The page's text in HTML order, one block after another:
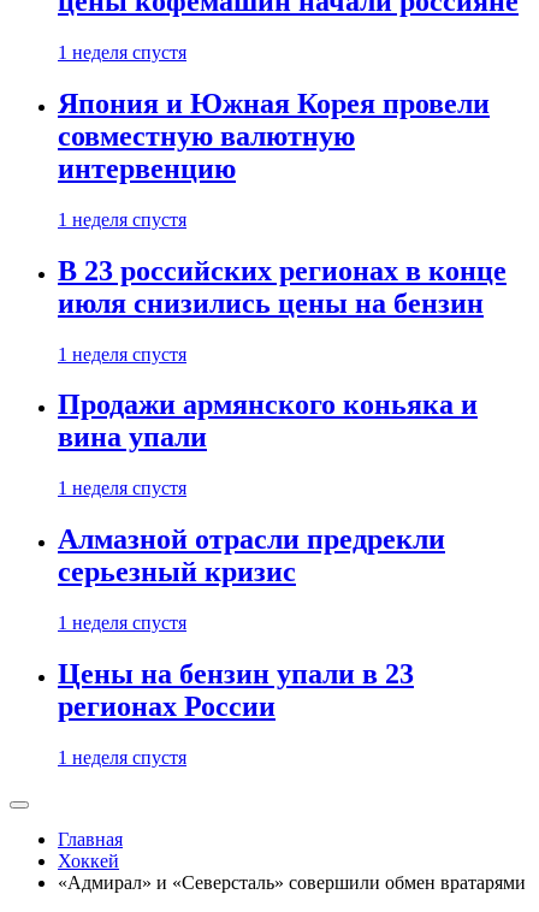
1 неделя спустя
Япония и Южная Корея провели
совместную валютную
интервенцию
1 неделя спустя
В 23 российских регионах в конце
июля снизились цены на бензин
1 неделя спустя
Продажи армянского коньяка и
вина упали
1 неделя спустя
Алмазной отрасли предрекли
серьезный кризис
1 неделя спустя
Цены на бензин упали в 23
регионах России
1 неделя спустя
Главная
Хоккей
«Адмирал» и «Северсталь» совершили обмен вратарями